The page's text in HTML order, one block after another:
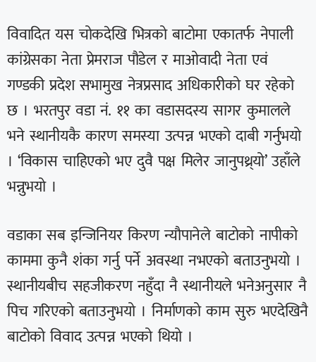
विवादित यस चोकदेखि भित्रको बाटोमा एकातर्फ नेपाली
कांग्रेसका नेता प्रेमराज पौडेल र माओवादी नेता एवं
गण्डकी प्रदेश सभामुख नेत्रप्रसाद अधिकारीको घर रहेको
छ । भरतपुर वडा नं. ११ का वडासदस्य सागर कुमालले
भने स्थानीयकै कारण समस्या उत्पन्न भएको दाबी गर्नुभयो
। ‘विकास चाहिएको भए दुवै पक्ष मिलेर जानुपथ्र्यो’ उहाँले
भन्नुभयो ।
वडाका सब इन्जिनियर किरण न्यौपानेले बाटोको नापीको
काममा कुनै शंका गर्नु पर्ने अवस्था नभएको बताउनुभयो ।
स्थानीयबीच सहजीकरण नहुँदा नै स्थानीयले भनेअनुसार नै
पिच गरिएको बताउनुभयो । निर्माणको काम सुरु भएदेखिनै
बाटोको विवाद उत्पन्न भएको थियो ।